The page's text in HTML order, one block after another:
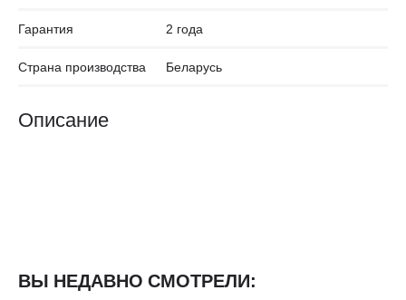
Гарантия 2 года
Страна производства Беларусь
Описание
ВЫ НЕДАВНО СМОТРЕЛИ: